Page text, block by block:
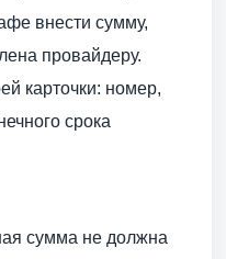
внести сумму,
провайдеру.
карточки: номер,
срока
сумма не должна